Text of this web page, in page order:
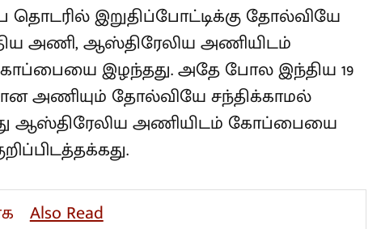
இறுதிப்போட்டிக்கு தோல்வியே
அணி, ஆஸ்திரேலிய அணியிடம்
இழந்தது. அதே போல இந்திய 19
அணியும் தோல்வியே சந்திக்காமல்
ஆஸ்திரேலிய அணியிடம் கோப்பையை
Also Read